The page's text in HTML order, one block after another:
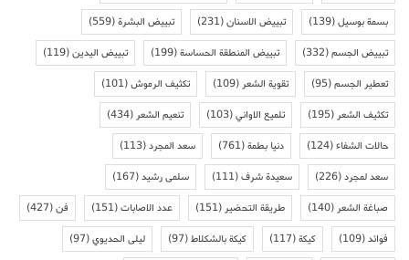
بسمة بوسيل(139) تبييض الاسنان(231) تبييض البشرة(559)
تبييض الجسم(332) تبييض المنطقة الحساسة(199) تبييض اليدين(119)
تعطير الجسم(95) تقوية الشعر(109) تكثيف الرموش(101)
تكثيف الشعر(195) تلميع الاواني(103) تنعيم الشعر(434)
حالات الشفاء(124) دنيا بطمة(761) سعد المجرد(113)
سعد لمجرد(226) سعيدة شرف(111) سلمى رشيد(167)
صباغة الشعر(140) طريقة التحضير(151) عدد الاصابات(151) فن(427)
فوائد(109) كيكة(117) كيكة بالشكلاط(97) ليلى الحديوي(97)